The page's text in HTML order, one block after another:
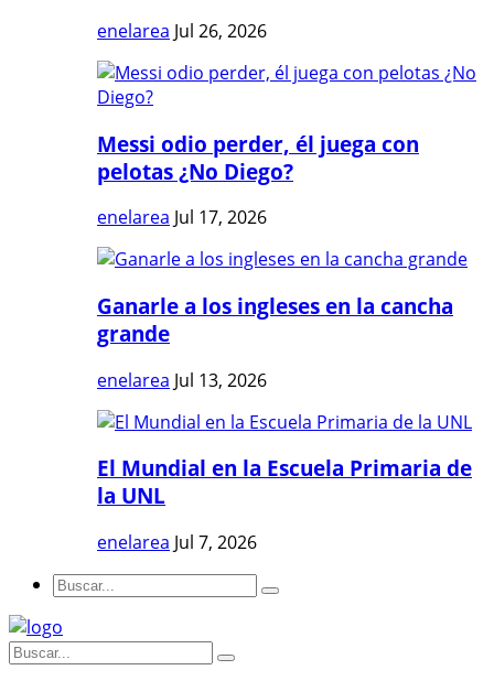
enelarea Jul 26, 2026
Messi odio perder, él juega con
pelotas ¿No Diego?
enelarea Jul 17, 2026
Ganarle a los ingleses en la cancha
grande
enelarea Jul 13, 2026
El Mundial en la Escuela Primaria de
la UNL
enelarea Jul 7, 2026